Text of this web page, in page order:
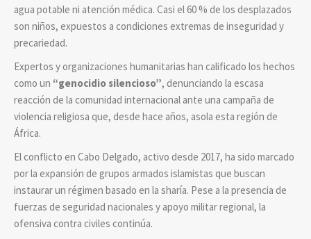
agua potable ni atención médica. Casi el 60 % de los desplazados
son niños, expuestos a condiciones extremas de inseguridad y
precariedad.
Expertos y organizaciones humanitarias han calificado los hechos
como un “genocidio silencioso”, denunciando la escasa
reacción de la comunidad internacional ante una campaña de
violencia religiosa que, desde hace años, asola esta región de
África.
El conflicto en Cabo Delgado, activo desde 2017, ha sido marcado
por la expansión de grupos armados islamistas que buscan
instaurar un régimen basado en la sharía. Pese a la presencia de
fuerzas de seguridad nacionales y apoyo militar regional, la
ofensiva contra civiles continúa.